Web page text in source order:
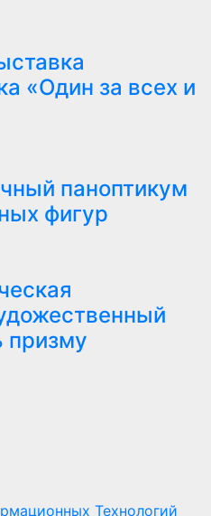
«Один за всех и
паноптикум
фигур
призму
Технологий